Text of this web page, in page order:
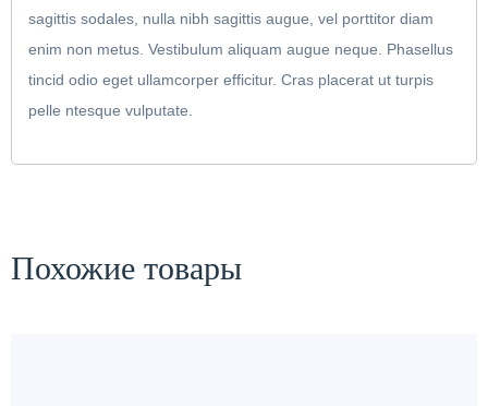
sagittis sodales, nulla nibh sagittis augue, vel porttitor diam
enim non metus. Vestibulum aliquam augue neque. Phasellus
tincid odio eget ullamcorper efficitur. Cras placerat ut turpis
pelle ntesque vulputate.
Похожие товары